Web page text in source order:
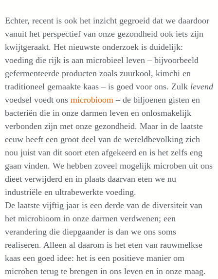
Echter, recent is ook het inzicht gegroeid dat we daardoor
vanuit het perspectief van onze gezondheid ook iets zijn
kwijtgeraakt. Het nieuwste onderzoek is duidelijk:
voeding die rijk is aan microbieel leven – bijvoorbeeld
gefermenteerde producten zoals zuurkool, kimchi en
traditioneel gemaakte kaas – is goed voor ons. Zulk levend
voedsel voedt ons microbioom – de biljoenen gisten en
bacteriën die in onze darmen leven en onlosmakelijk
verbonden zijn met onze gezondheid. Maar in de laatste
eeuw heeft een groot deel van de wereldbevolking zich
nou juist van dit soort eten afgekeerd en is het zelfs eng
gaan vinden. We hebben zoveel mogelijk microben uit ons
dieet verwijderd en in plaats daarvan eten we nu
industriële en ultrabewerkte voeding.
De laatste vijftig jaar is een derde van de diversiteit van
het microbioom in onze darmen verdwenen; een
verandering die diepgaander is dan we ons soms
realiseren. Alleen al daarom is het eten van rauwmelkse
kaas een goed idee: het is een positieve manier om
microben terug te brengen in ons leven en in onze maag.